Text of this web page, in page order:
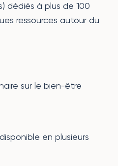
dédiés à plus de 100
ressources autour du
sur le bien-être
en plusieurs